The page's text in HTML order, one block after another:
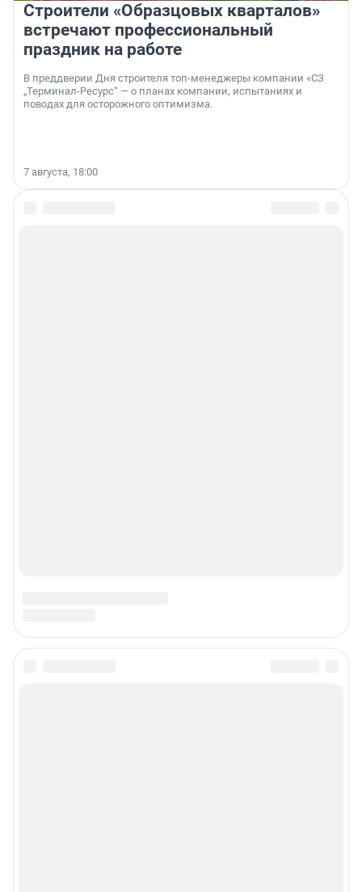
Строители «Образцовых кварталов»
встречают профессиональный
праздник на работе
В преддверии Дня строителя топ-менеджеры компании «СЗ
„Терминал-Ресурс“ — о планах компании, испытаниях и
поводах для осторожного оптимизма.
7 августа, 18:00